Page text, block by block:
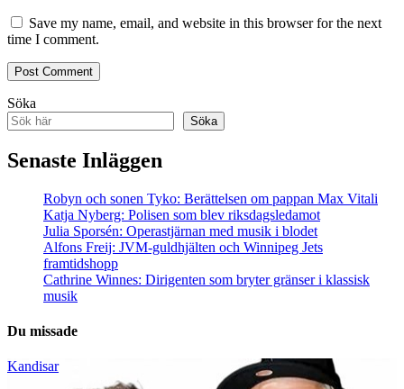
Save my name, email, and website in this browser for the next
time I comment.
Söka
Söka
Senaste Inläggen
Robyn och sonen Tyko: Berättelsen om pappan Max Vitali
Katja Nyberg: Polisen som blev riksdagsledamot
Julia Sporsén: Operastjärnan med musik i blodet
Alfons Freij: JVM-guldhjälten och Winnipeg Jets
framtidshopp
Cathrine Winnes: Dirigenten som bryter gränser i klassisk
musik
Du missade
Kandisar